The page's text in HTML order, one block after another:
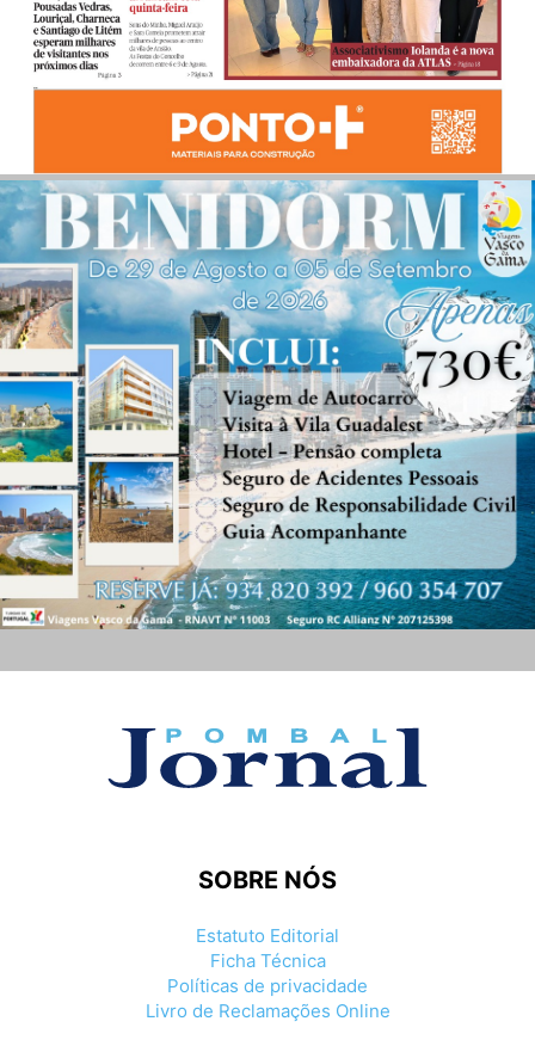
SOBRE NÓS
Estatuto Editorial
Ficha Técnica
Políticas de privacidade
Livro de Reclamações Online